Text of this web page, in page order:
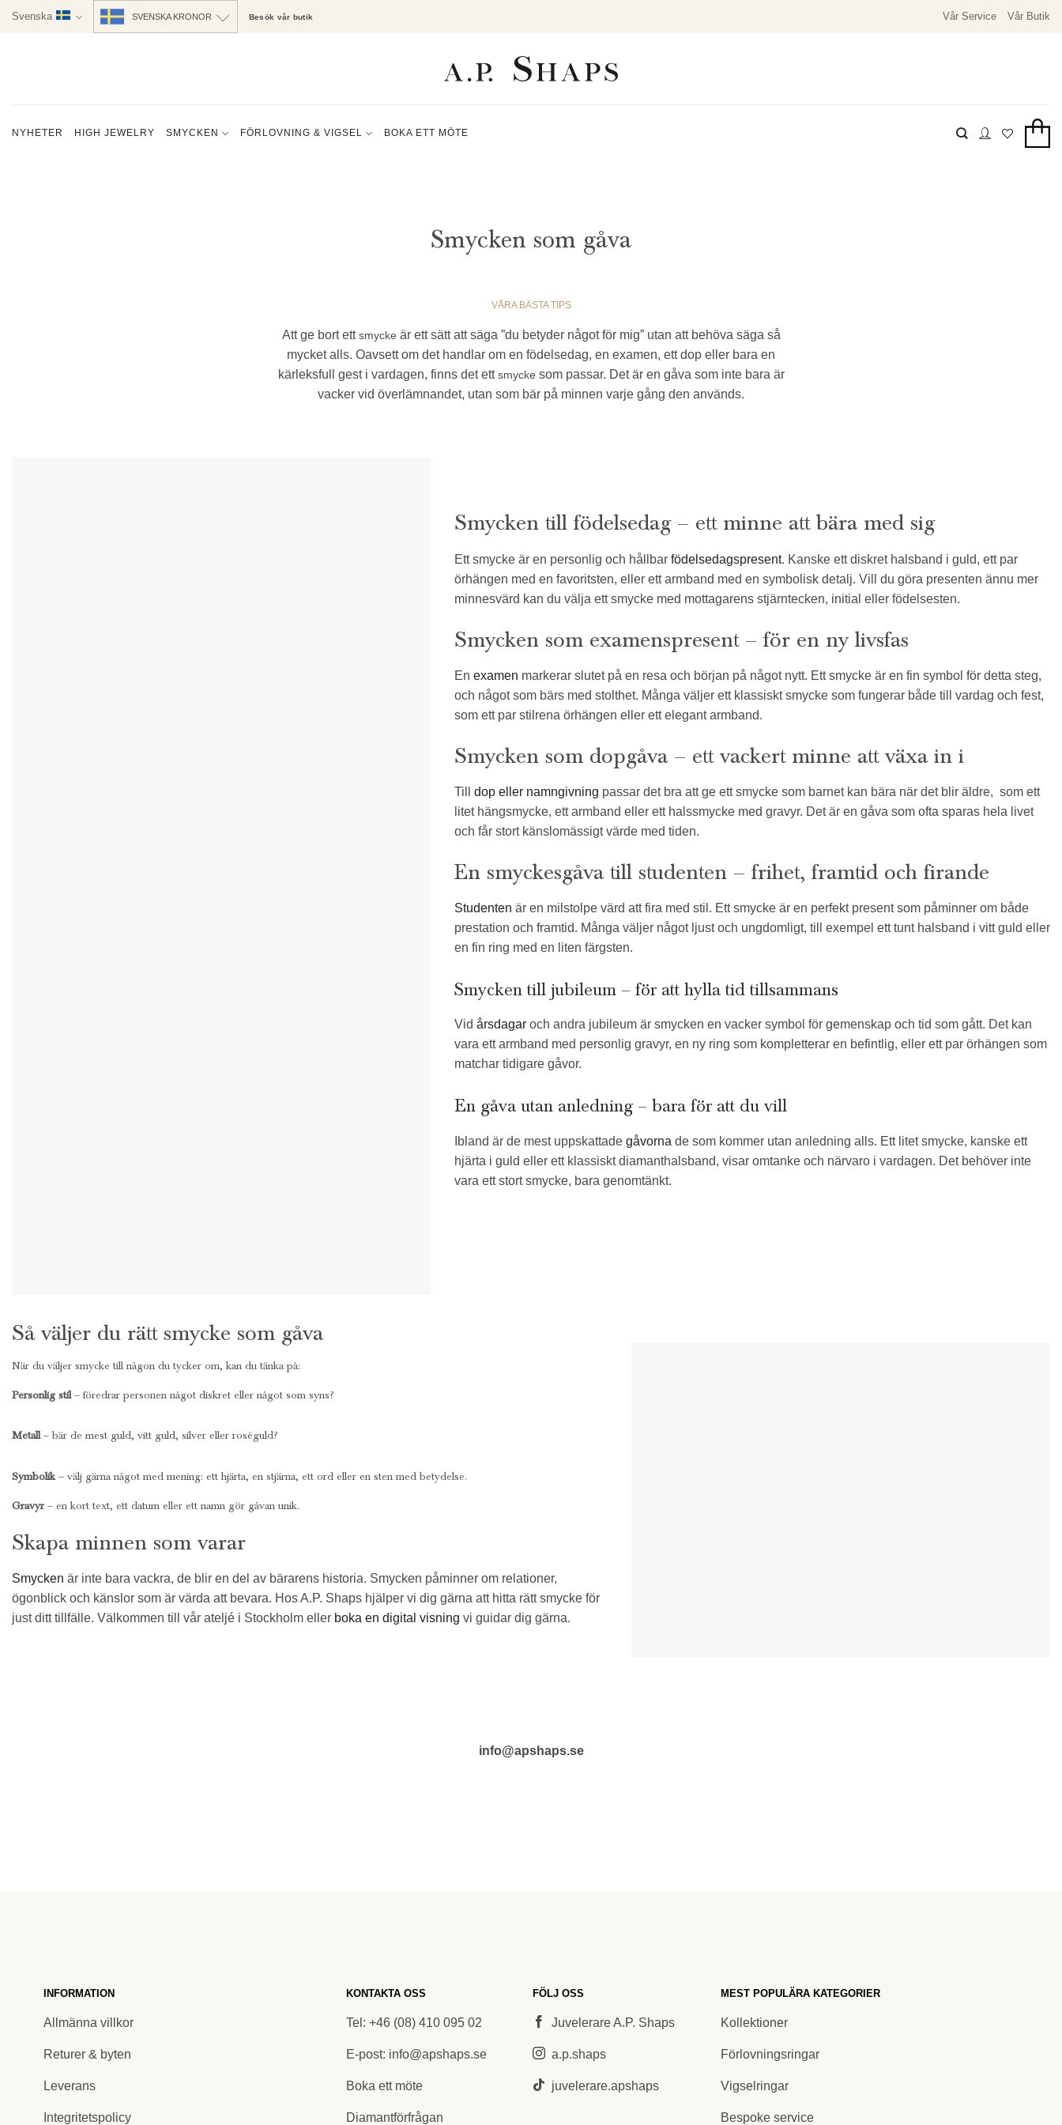
Skip
Svenska SVENSKA KRONOR Besök vår butik Vår Service Vår Butik
NYHETER HIGH JEWELRY SMYCKEN FÖRLOVNING & VIGSEL BOKA ETT MÖTE
Smycken som gåva
VÅRA BÄSTA TIPS
Att ge bort ettsmycke är ett sätt att säga ”du betyder något för mig” utan att behöva säga så
mycket alls. Oavsett om det handlar om en födelsedag, en examen, ett dop eller bara en
kärleksfull gest i vardagen, finns det ettsmycke som passar. Det är en gåva som inte bara är
vacker vid överlämnandet, utan som bär på minnen varje gång den används.
Smycken till födelsedag – ett minne att bära med sig
Ett smycke är en personlig och hållbar födelsedagspresent. Kanske ett diskret halsband i guld, ett par
örhängen med en favoritsten, eller ett armband med en symbolisk detalj. Vill du göra presenten ännu mer
minnesvärd kan du välja ett smycke med mottagarens stjärntecken, initial eller födelsesten.
Smycken som examenspresent – för en ny livsfas
En examen markerar slutet på en resa och början på något nytt. Ett smycke är en fin symbol för detta steg,
och något som bärs med stolthet. Många väljer ett klassiskt smycke som fungerar både till vardag och fest,
som ett par stilrena örhängen eller ett elegant armband.
Smycken som dopgåva – ett vackert minne att växa in i
Till dop eller namngivning passar det bra att ge ett smycke som barnet kan bära när det blir äldre, som ett
litet hängsmycke, ett armband eller ett halssmycke med gravyr. Det är en gåva som ofta sparas hela livet
och får stort känslomässigt värde med tiden.
En smyckesgåva till studenten – frihet, framtid och firande
Studenten är en milstolpe värd att fira med stil. Ett smycke är en perfekt present som påminner om både
prestation och framtid. Många väljer något ljust och ungdomligt, till exempel ett tunt halsband i vitt guld eller
en fin ring med en liten färgsten.
Smycken till jubileum – för att hylla tid tillsammans
Vid årsdagar och andra jubileum är smycken en vacker symbol för gemenskap och tid som gått. Det kan
vara ett armband med personlig gravyr, en ny ring som kompletterar en befintlig, eller ett par örhängen som
matchar tidigare gåvor.
En gåva utan anledning – bara för att du vill
Ibland är de mest uppskattade gåvorna de som kommer utan anledning alls. Ett litet smycke, kanske ett
hjärta i guld eller ett klassiskt diamanthalsband, visar omtanke och närvaro i vardagen. Det behöver inte
vara ett stort smycke, bara genomtänkt.
Så väljer du rätt smycke som gåva
När du väljer smycke till någon du tycker om, kan du tänka på:
Personlig stil– föredrar personen något diskret eller något som syns?
Metall– bär de mest guld, vitt guld, silver eller roséguld?
Symbolik– välj gärna något med mening: ett hjärta, en stjärna, ett ord eller en sten med betydelse.
Gravyr– en kort text, ett datum eller ett namn gör gåvan unik.
Skapa minnen som varar
Smycken är inte bara vackra, de blir en del av bärarens historia. Smycken påminner om relationer,
ögonblick och känslor som är värda att bevara. Hos A.P. Shaps hjälper vi dig gärna att hitta rätt smycke för
just ditt tillfälle. Välkommen till vår ateljé i Stockholm eller boka en digital visning vi guidar dig gärna.
info@apshaps.se
INFORMATION
Allmänna villkor
Returer & byten
Leverans
Integritetspolicy
KONTAKTA OSS
Tel: +46 (08) 410 095 02
E-post: info@apshaps.se
Boka ett möte
Diamantförfrågan
FÖLJ OSS
Juvelerare A.P. Shaps
a.p.shaps
juvelerare.apshaps
MEST POPULÄRA KATEGORIER
Kollektioner
Förlovningsringar
Vigselringar
Bespoke service